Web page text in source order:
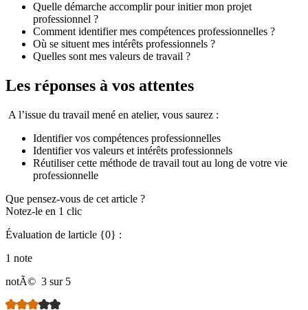
Quelle démarche accomplir pour initier mon projet
professionnel ?
Comment identifier mes compétences professionnelles ?
Où se situent mes intérêts professionnels ?
Quelles sont mes valeurs de travail ?
Les réponses à vos attentes
A l’issue du travail mené en atelier, vous saurez :
Identifier vos compétences professionnelles
Identifier vos valeurs et intérêts professionnels
Réutiliser cette méthode de travail tout au long de votre vie
professionnelle
Que pensez-vous de cet article ?
Notez-le en 1 clic
Évaluation de larticle {0} :
1 note
notÃ© 3 sur 5